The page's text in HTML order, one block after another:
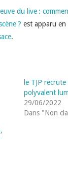
du live :
? est apparu en
.
le TJP
polyvalent
29/06/2022
Dans "Non